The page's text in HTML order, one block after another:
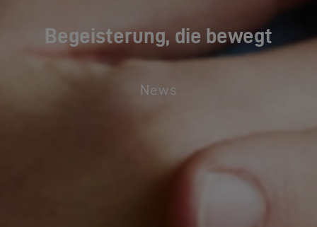
Begeisterung, die bewegt
News